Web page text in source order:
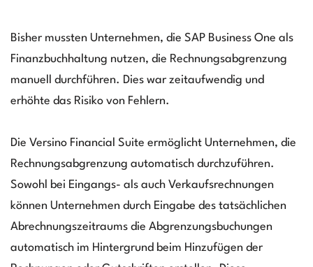
Bisher mussten Unternehmen, die SAP Business One als
Finanzbuchhaltung nutzen, die Rechnungsabgrenzung
manuell durchführen. Dies war zeitaufwendig und
erhöhte das Risiko von Fehlern.
Die Versino Financial Suite ermöglicht Unternehmen, die
Rechnungsabgrenzung automatisch durchzuführen.
Sowohl bei Eingangs- als auch Verkaufsrechnungen
können Unternehmen durch Eingabe des tatsächlichen
Abrechnungszeitraums die Abgrenzungsbuchungen
automatisch im Hintergrund beim Hinzufügen der